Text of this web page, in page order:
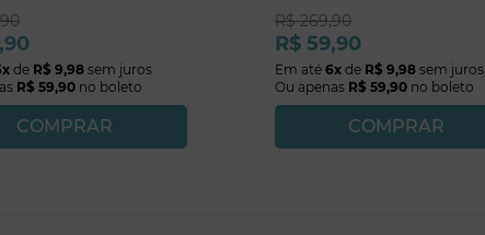
90
90
xde R$ 9,98sem juros
R$ 59,90no boleto
COMPRAR
R$ 269,90
R$ 59,90
Em até 6xde R$ 9,98sem juros
Ou apenas R$ 59,90no boleto
COMPRAR